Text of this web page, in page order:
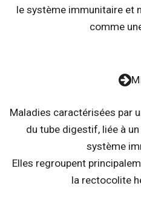
le système immunitaire et
comme
Maladies caractérisées par
du tube digestif, liée à
système
Elles regroupent
la rectocolite